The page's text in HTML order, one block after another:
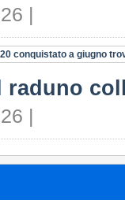
|
raduno
|